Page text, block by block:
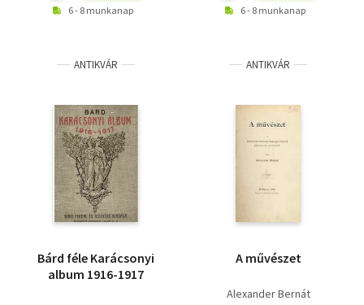
6 - 8 munkanap 6 - 8 munkanap
ANTIKVÁR
Bárd féle Karácsonyi
album 1916-1917
ANTIKVÁR
A művészet
Alexander Bernát